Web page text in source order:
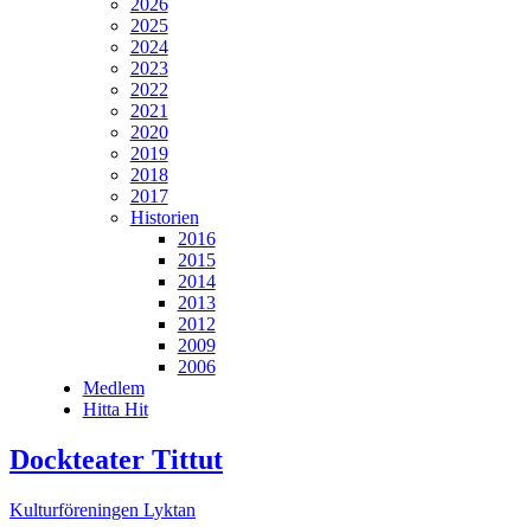
2026
2025
2024
2023
2022
2021
2020
2019
2018
2017
Historien
2016
2015
2014
2013
2012
2009
2006
Medlem
Hitta Hit
Dockteater Tittut
Kulturföreningen Lyktan